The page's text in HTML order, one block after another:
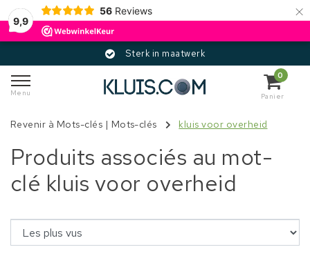
9,9
56 Reviews ×
Sterk in maatwerk
Menu
0
Panier
Revenir à Mots-clés | Mots-clés kluis voor overheid
Produits associés au mot-
clé kluis voor overheid